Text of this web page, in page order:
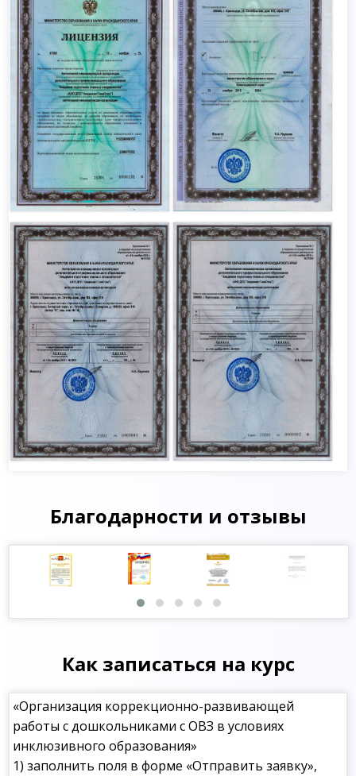
Благодарности и отзывы
Как записаться на курс
«Организация коррекционно-развивающей
работы с дошкольниками с ОВЗ в условиях
инклюзивного образования»
1) заполнить поля в форме «Отправить заявку»,